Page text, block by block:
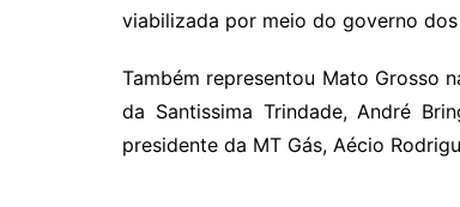
viabilizada por meio do governo dos
Também representou Mato Grosso
da Santissima Trindade, André
presidente da MT Gás, Aécio